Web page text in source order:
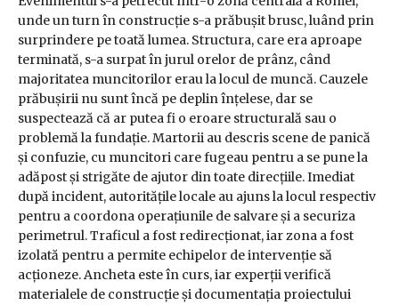
unde un turn în construcție s-a prăbușit brusc, luând prin
surprindere pe toată lumea. Structura, care era aproape
terminată, s-a surpat în jurul orelor de prânz, când
majoritatea muncitorilor erau la locul de muncă. Cauzele
prăbușirii nu sunt încă pe deplin înțelese, dar se
suspectează că ar putea fi o eroare structurală sau o
problemă la fundație. Martorii au descris scene de panică
și confuzie, cu muncitori care fugeau pentru a se pune la
adăpost și strigăte de ajutor din toate direcțiile. Imediat
după incident, autoritățile locale au ajuns la locul respectiv
pentru a coordona operațiunile de salvare și a securiza
perimetrul. Traficul a fost redirecționat, iar zona a fost
izolată pentru a permite echipelor de intervenție să
acționeze. Ancheta este în curs, iar experții verifică
materialele de construcție și documentația proiectului